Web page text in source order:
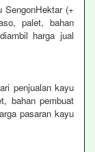
(+
palet, bahan
harga jual
penjualan kayu
bahan pembuat
pasaran kayu